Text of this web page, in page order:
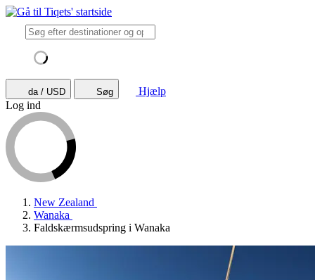
da / USD Søg
Hjælp
Log ind
New Zealand
Wanaka
Faldskærmsudspring i Wanaka